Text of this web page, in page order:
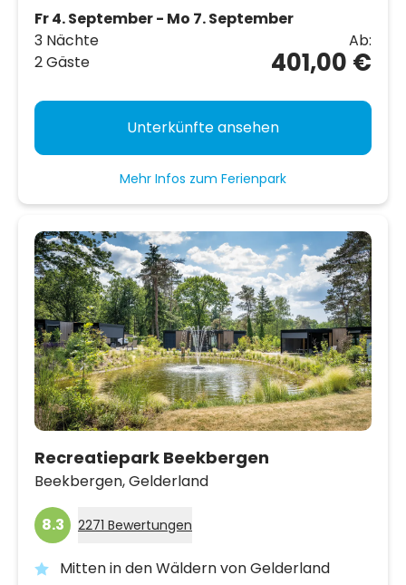
Fr 4. September - Mo 7. September
3 Nächte
2 Gäste
Ab:
401,00 €
Unterkünfte ansehen
Mehr Infos zum Ferienpark
Recreatiepark Beekbergen
Beekbergen,Gelderland
8.3 2271 Bewertungen
Mitten in den Wäldern von Gelderland